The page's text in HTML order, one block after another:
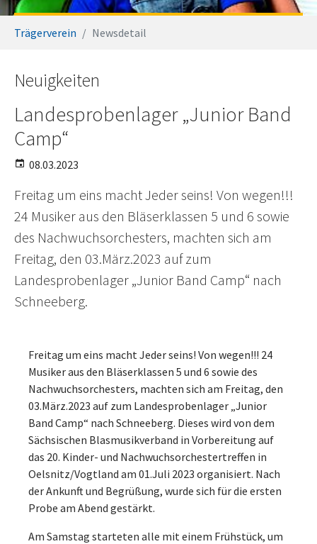
Trägerverein Newsdetail
Neuigkeiten
Landesprobenlager „Junior Band
Camp“
08.03.2023
Freitag um eins macht Jeder seins! Von wegen!!!
24 Musiker aus den Bläserklassen 5 und 6 sowie
des Nachwuchsorchesters, machten sich am
Freitag, den 03.März.2023 auf zum
Landesprobenlager „Junior Band Camp“ nach
Schneeberg.
Freitag um eins macht Jeder seins! Von wegen!!! 24
Musiker aus den Bläserklassen 5 und 6 sowie des
Nachwuchsorchesters, machten sich am Freitag, den
03.März.2023 auf zum Landesprobenlager „Junior
Band Camp“ nach Schneeberg. Dieses wird von dem
Sächsischen Blasmusikverband in Vorbereitung auf
das 20. Kinder- und Nachwuchsorchestertreffen in
Oelsnitz/Vogtland am 01.Juli 2023 organisiert. Nach
der Ankunft und Begrüßung, wurde sich für die ersten
Probe am Abend gestärkt.
Am Samstag starteten alle mit einem Frühstück, um